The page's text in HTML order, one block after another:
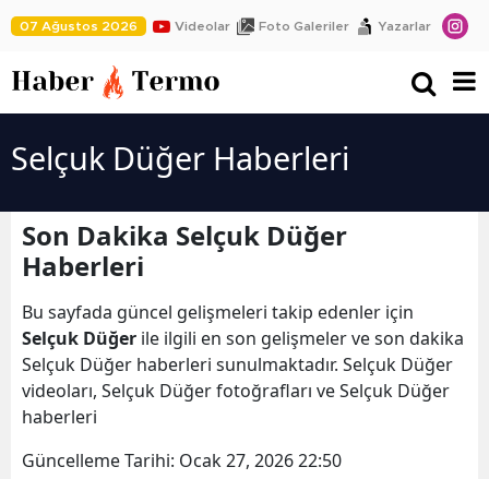
07 Ağustos 2026 Videolar Foto Galeriler Yazarlar
Selçuk Düğer Haberleri
Son Dakika Selçuk Düğer
Haberleri
Bu sayfada güncel gelişmeleri takip edenler için
Selçuk Düğer ile ilgili en son gelişmeler ve son dakika
Selçuk Düğer haberleri sunulmaktadır. Selçuk Düğer
videoları, Selçuk Düğer fotoğrafları ve Selçuk Düğer
haberleri
Güncelleme Tarihi: Ocak 27, 2026 22:50